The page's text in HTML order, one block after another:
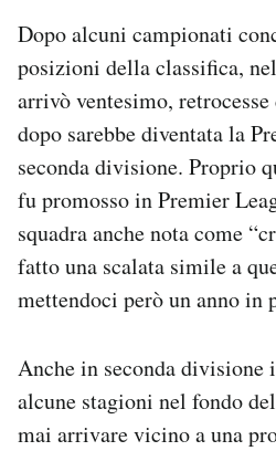
Dopo alcuni campionati
posizioni della classifica,
arrivò ventesimo,
dopo sarebbe diventata la
seconda divisione. Proprio
fu promosso in Premier
squadra anche nota come
fatto una scalata simile a
mettendoci però un anno in
Anche in seconda divisione
alcune stagioni nel fondo
mai arrivare vicino a una